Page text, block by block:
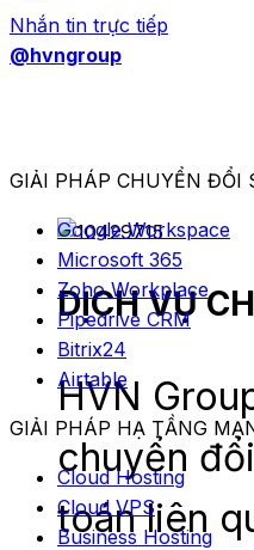
DỊCH VỤ
HVN
chuyển
toán liên
Nhắn tin trực tiếp
@hvngroup
GIẢI PHÁP CHUYỂN ĐỔI
Google Workspace
Microsoft 365
Zoho Workplace
Pipedrive CRM
Bitrix24
Airtable
GIẢI PHÁP HẠ TẦNG
Cloud Hosting
Cloud VPS
Business Hosting